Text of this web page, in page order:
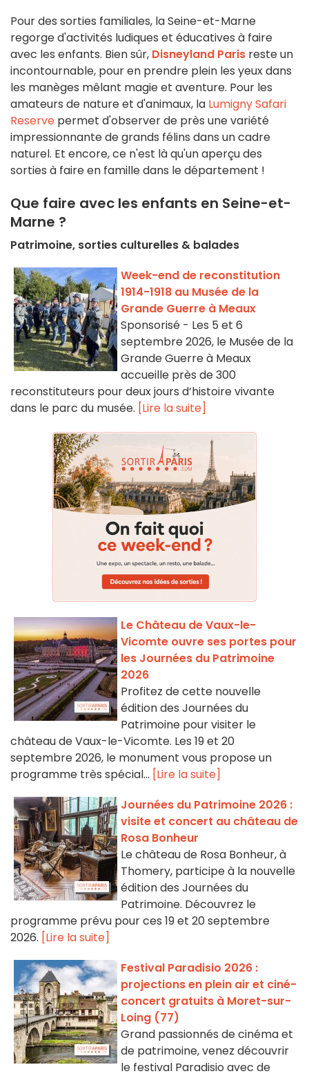
Pour des sorties familiales, la Seine-et-Marne
regorge d'activités ludiques et éducatives à faire
avec les enfants. Bien sûr, Disneyland Paris reste un
incontournable, pour en prendre plein les yeux dans
les manèges mêlant magie et aventure. Pour les
amateurs de nature et d'animaux, la Lumigny Safari
Reserve permet d'observer de près une variété
impressionnante de grands félins dans un cadre
naturel. Et encore, ce n'est là qu'un aperçu des
sorties à faire en famille dans le département !
Que faire avec les enfants en Seine-et-
Marne ?
Patrimoine, sorties culturelles & balades
Week-end de reconstitution
1914-1918 au Musée de la
Grande Guerre à Meaux
Sponsorisé - Les 5 et 6
septembre 2026, le Musée de la
Grande Guerre à Meaux
accueille près de 300
reconstituteurs pour deux jours d’histoire vivante
dans le parc du musée. [Lire la suite]
Le Château de Vaux-le-
Vicomte ouvre ses portes pour
les Journées du Patrimoine
2026
Profitez de cette nouvelle
édition des Journées du
Patrimoine pour visiter le
château de Vaux-le-Vicomte. Les 19 et 20
septembre 2026, le monument vous propose un
programme très spécial... [Lire la suite]
Journées du Patrimoine 2026 :
visite et concert au château de
Rosa Bonheur
Le château de Rosa Bonheur, à
Thomery, participe à la nouvelle
édition des Journées du
Patrimoine. Découvrez le
programme prévu pour ces 19 et 20 septembre
2026. [Lire la suite]
Festival Paradisio 2026 :
projections en plein air et ciné-
concert gratuits à Moret-sur-
Loing (77)
Grand passionnés de cinéma et
de patrimoine, venez découvrir
le festival Paradisio avec de